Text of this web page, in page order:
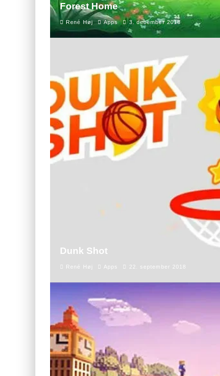
Forest Home
René Høj Apps 3. december 2018
Dunk Shot
René Høj Apps 22. september 2018